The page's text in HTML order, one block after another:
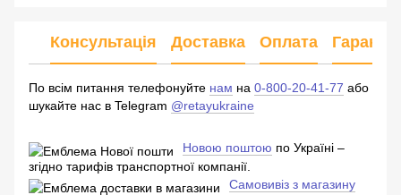
Консультація Доставка Оплата Гарантія
По всім питання телефонуйте нам на 0-800-20-41-77 або
шукайте нас в Telegram @retayukraine
Новою поштою по Україні –
згідно тарифів транспортної компанії.
Самовивіз з магазину